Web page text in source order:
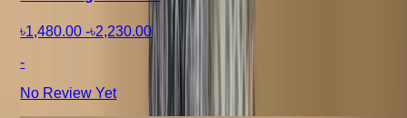
৳1,480.00 -৳2,230.00
-
No Review Yet